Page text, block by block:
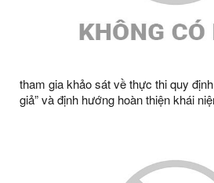
tham gia khảo sát về thực thi quy định pháp luật về “hàng
giả” và định hướng hoàn thiện khái niệm “hàng giả” trong Luật